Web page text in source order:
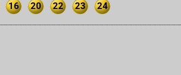
16 20 22 23 24